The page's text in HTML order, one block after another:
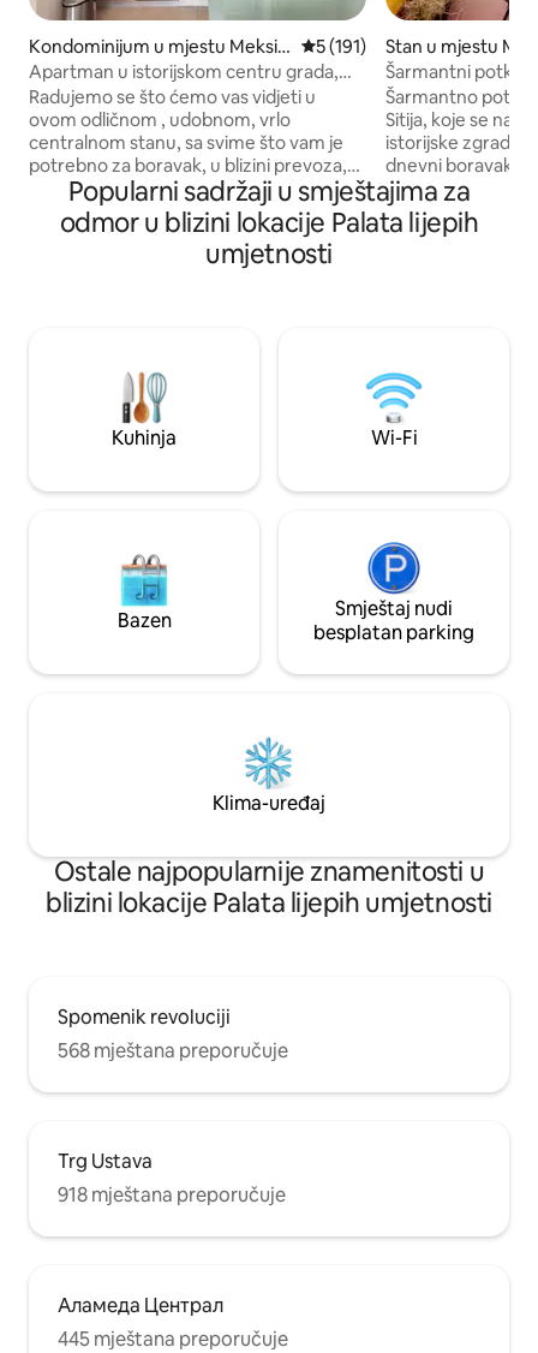
Kondominijum u mjestu Meksik
o Siti
prosječna ocjena 5 od 5,
5 (191)
Apartman u istorijskom centru grada,
nekoliko koraka od Akademije lepih
umetnosti
Radujemo se što ćemo vas vidjeti u
ovom odličnom , udobnom, vrlo
centralnom stanu, sa svime što vam je
potrebno za boravak, u blizini prevoza,
metroa, metrobusa, trolejbusa. Mjesta
koja treba posjetiti Palacio Bellas Artes
udaljena samo nekoliko koraka, Zocalo.
kompletnom kuhinjom, frižiderom,
frižiderom, mikrotalasnom pećnicom,
mašinom za pranje veša, TV-om, Wi-Fi
mrežom (ako naplaćujemo)
Stan u mjestu
Šarmantni
terasom u blizini
Šarmantno
Sitija, koje se
istorijske zgrade.
dnevni boravak
Trpezariju sa
Potpuno
sudoperom,
uključujući
Latinoamerikanu.
Popularni sadržaji u smještajima za
odmor u blizini lokacije Palata lijepih
umjetnosti
Kuhinja Wi-Fi
Bazen
Smještaj nudi
besplatan parking
Klima-uređaj
Ostale najpopularnije znamenitosti u
blizini lokacije Palata lijepih umjetnosti
Spomenik revoluciji
568 mještana preporučuje
Trg Ustava
918 mještana preporučuje
Аламеда Централ
445 mještana preporučuje